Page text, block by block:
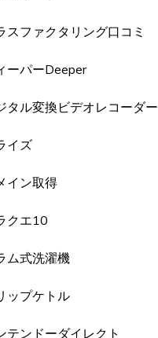
スファクタリング口コミ
ーパーDeeper
タル変換ビデオレコーダー
イズ
イン取得
クエ10
ム式洗濯機
ップケトル
テンドーダイレクト